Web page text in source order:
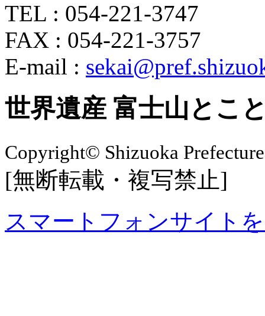
TEL : 054-221-3747
FAX : 054-221-3757
E-mail :
世界遺産 富士山とこ
Copyright© Shizuoka
[無断転載・複写禁止]
スマートフォンサイト